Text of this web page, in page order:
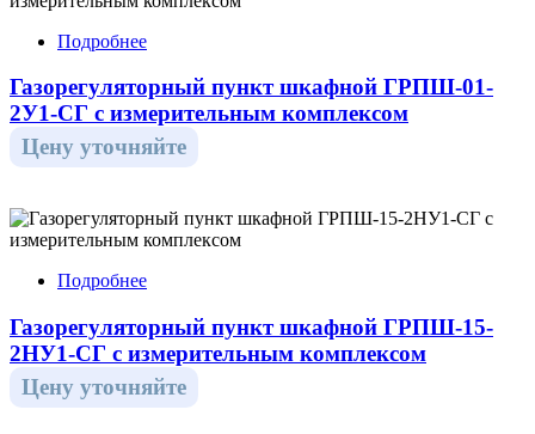
Подробнее
Газорегуляторный пункт шкафной ГРПШ-01-
2У1-СГ с измерительным комплексом
Цену уточняйте
Подробнее
Газорегуляторный пункт шкафной ГРПШ-15-
2НУ1-СГ с измерительным комплексом
Цену уточняйте